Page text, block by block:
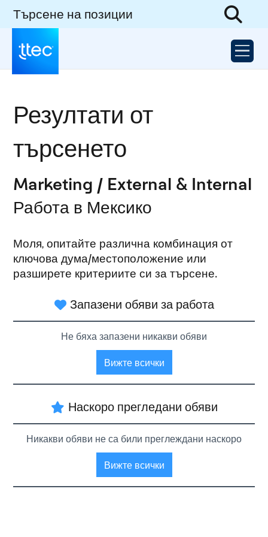
Търсене на позиции
Резултати от
търсенето
Marketing / External & Internal
Работа в Мексико
Моля, опитайте различна комбинация от
ключова дума/местоположение или
разширете критериите си за търсене.
Запазени обяви за работа
Не бяха запазени никакви обяви
Вижте всички
Наскоро прегледани обяви
Никакви обяви не са били преглеждани наскоро
Вижте всички